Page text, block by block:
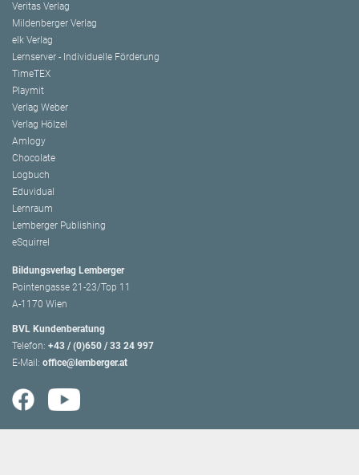
Veritas Verlag
Mildenberger Verlag
elk Verlag
Lernserver - Individuelle Förderung
TimeTEX
Playmit
Verlag Weber
Verlag Hölzel
Amlogy
Chocolate
Logbuch
Eduvidual
Lernraum
Lemberger Publishing
eSquirrel
Bildungsverlag Lemberger
Pointengasse 21-23/Top 11
A-1170 Wien
BVL Kundenberatung
Telefon: +43 / (0)650 / 33 24 997
E-Mail: office@lemberger.at